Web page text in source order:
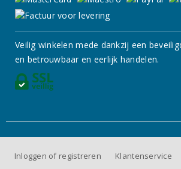
Veilig winkelen mede dankzij een
en betrouwbaar en eerlijk handelen.
Inloggen of registreren Klantenservice